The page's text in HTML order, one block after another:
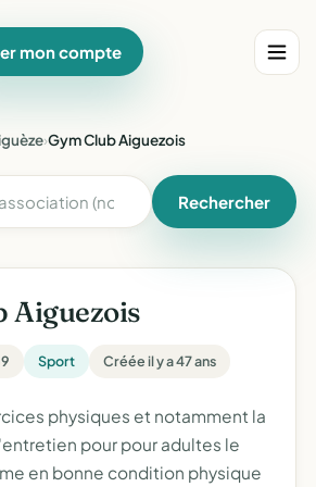
mon compte
›Gym Club Aiguezois
Rechercher
Aiguezois
Sport Créée il y a 47 ans
physiques et notamment la
pour pour adultes le
en bonne condition physique